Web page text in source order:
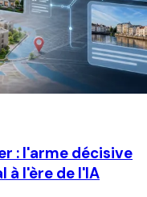
: l'arme décisive
à l'ère de l'IA